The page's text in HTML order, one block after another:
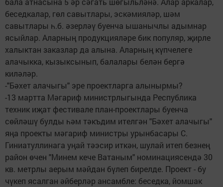
беседкалар, гөл савытлары, эскәмияләр, шәм
савытлары һ.б. әзерләү буенча ышанычлы адымнар
ясыйлар. Аларның продукцияләре бик популяр, җирле
халыктан заказлар да алына. Аларның күпчелеге
алачыкка, кызыксынып, балалары белән бергә
киләләр.
-"Бәхет алачыгы" эре проектларга алынырмы?
-13 мартта Мәгариф министрлыгында Республика
техник иҗат фестивале план-проектлары буенча
сөйләшү булды һәм тәкъдим ителгән "Бәхет алачыгы"
яңа проекты мәгариф министры урынбасары С.
Гиниатуллинага уңай тәэсир иткән, шулай итеп безнең
район өчен "Минем кече Ватаным" номинациясендә 30
кв. метрлы аерым мәйдан бүлеп бирелде. Проект - бу
чүкеп ясалган әйберләр ансамбле: беседка, йомшак